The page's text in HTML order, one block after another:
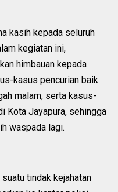
kasih kepada seluruh
kegiatan ini,
himbauan kepada
kasus pencurian baik
malam, serta kasus-
Kota Jayapura, sehingga
waspada lagi.
tindak kejahatan